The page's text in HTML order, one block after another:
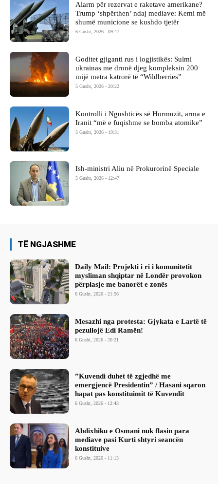
Alarm për rezervat e raketave amerikane?
Trump ‘shpërthen’ ndaj mediave: Kemi më
shumë municione se kushdo tjetër
6 Gusht, 2026 - 09:47
Goditet gjiganti rus i logjistikës: Sulmi
ukrainas me dronë djeg kompleksin 200
mijë metra katrorë të “Wildberries”
5 Gusht, 2026 - 20:22
Kontrolli i Ngushticës së Hormuzit, arma e
Iranit “më e fuqishme se bomba atomike”
5 Gusht, 2026 - 19:31
Ish-ministri ​Aliu në Prokurorinë Speciale
5 Gusht, 2026 - 12:47
TË NGJASHME
Daily Mail: Projekti i ri i komunitetit
mysliman shqiptar në Londër provokon
përplasje me banorët e zonës
6 Gusht, 2026 - 21:56
Mesazhi nga protesta: Gjykata e Lartë të
pezullojë Edi Ramën!
6 Gusht, 2026 - 20:21
​”Kuvendi duhet të zgjedhë me
emergjencë Presidentin” / Hasani sqaron
hapat pas konstituimit të Kuvendit
6 Gusht, 2026 - 12:43
Abdixhiku e Osmani nuk flasin para
mediave pasi Kurti shtyri seancën
konstituive
6 Gusht, 2026 - 11:13